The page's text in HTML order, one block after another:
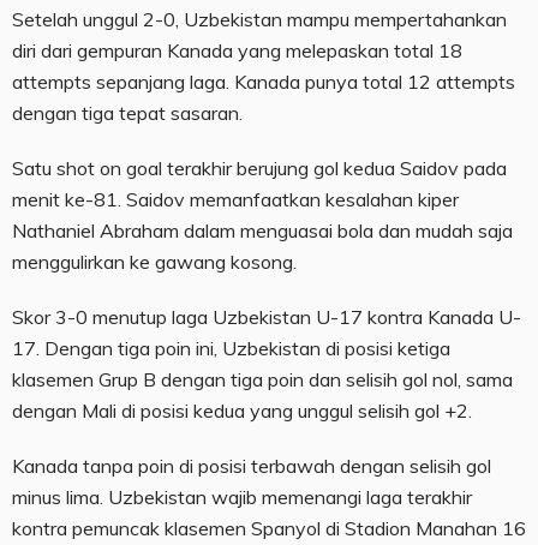
Setelah unggul 2-0, Uzbekistan mampu mempertahankan
diri dari gempuran Kanada yang melepaskan total 18
attempts sepanjang laga. Kanada punya total 12 attempts
dengan tiga tepat sasaran.
Satu shot on goal terakhir berujung gol kedua Saidov pada
menit ke-81. Saidov memanfaatkan kesalahan kiper
Nathaniel Abraham dalam menguasai bola dan mudah saja
menggulirkan ke gawang kosong.
Skor 3-0 menutup laga Uzbekistan U-17 kontra Kanada U-
17. Dengan tiga poin ini, Uzbekistan di posisi ketiga
klasemen Grup B dengan tiga poin dan selisih gol nol, sama
dengan Mali di posisi kedua yang unggul selisih gol +2.
Kanada tanpa poin di posisi terbawah dengan selisih gol
minus lima. Uzbekistan wajib memenangi laga terakhir
kontra pemuncak klasemen Spanyol di Stadion Manahan 16